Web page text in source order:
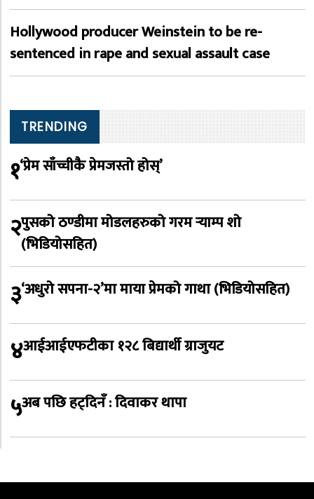
Hollywood producer Weinstein to be re-
sentenced in rape and sexual assault case
TRENDING
१‘प्रेम साँच्चीकै प्रेमजस्तो होस्’
२पुसको ठण्डीमा मोडलहरुको गरम र्‍याम्प शो
(भिडियोसहित)
३‘अधुरो सपना-२’मा माया प्रेमको गाथा (भिडियोसहित)
४आईआईएफटीका १२८ बिद्यार्थी ग्राजुयट
५अब पछि हट्दिनँ : दिवाकर थापा